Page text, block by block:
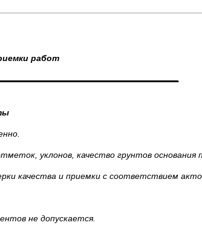
работ
уклонов, качество грунтов основания
качества и приемки с соответствием
не допускается.